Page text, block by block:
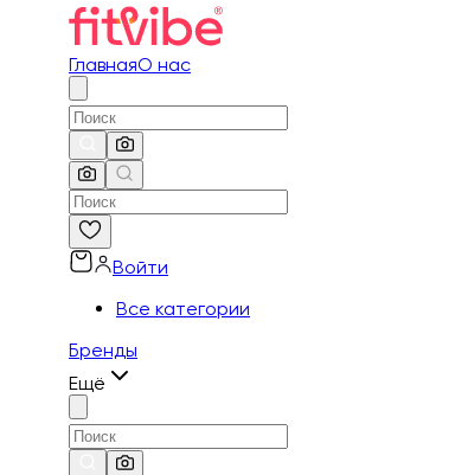
ГлавнаяО нас
Войти
Все категории
Бренды
Ещё